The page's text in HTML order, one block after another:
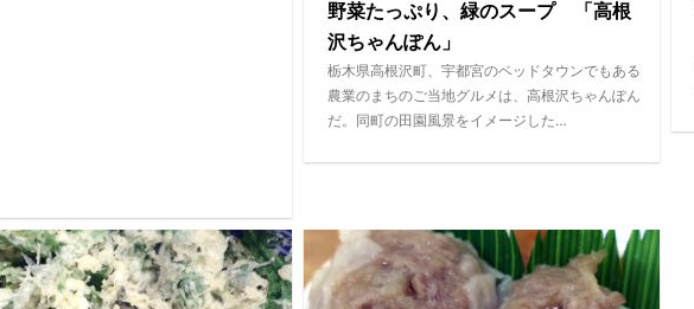
野菜たっぷり、緑のスープ 「高根
沢ちゃんぽん」
栃木県高根沢町、宇都宮のベッドタウンでもある
農業のまちのご当地グルメは、高根沢ちゃんぽん
だ。同町の田園風景をイメージした…